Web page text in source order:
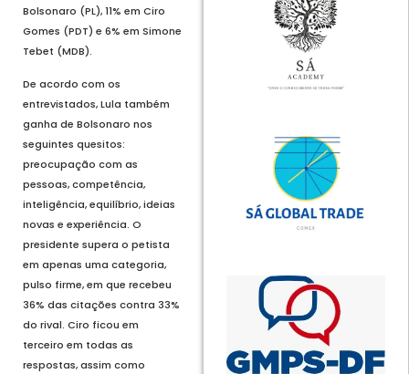
Bolsonaro (PL), 11% em Ciro
Gomes (PDT) e 6% em Simone
Tebet (MDB).
De acordo com os
entrevistados, Lula também
ganha de Bolsonaro nos
seguintes quesitos:
preocupação com as
pessoas, competência,
inteligência, equilíbrio, ideias
novas e experiência. O
presidente supera o petista
em apenas uma categoria,
pulso firme, em que recebeu
36% das citações contra 33%
do rival. Ciro ficou em
terceiro em todas as
respostas, assim como